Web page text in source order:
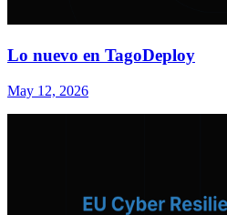
Lo nuevo en TagoDeploy
May 12, 2026